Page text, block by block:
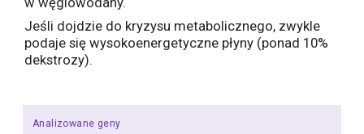
Jeśli dojdzie do kryzysu metabolicznego, zwykle
podaje się wysokoenergetyczne płyny (ponad 10%
dekstrozy).
Analizowane geny